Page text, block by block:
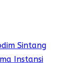
Sintang
Instansi